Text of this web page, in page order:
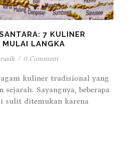
7 KULINER
MULAI LANGKA
/ 0 Comment
kuliner tradisional yang
Sayangnya, beberapa
sulit ditemukan karena